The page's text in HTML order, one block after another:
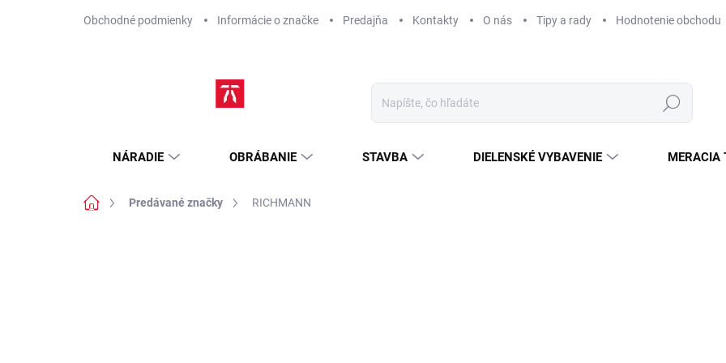
Obchodné podmienky Informácie o značke Predajňa Kontakty O nás Tipy a rady Hodnotenie obchodu
Hľadať
NÁRADIE OBRÁBANIE STAVBA DIELENSKÉ VYBAVENIE MERACIA
DomovPredávané značky RICHMANN